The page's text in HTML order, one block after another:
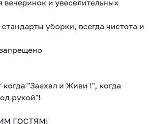
вечеринок и увеселительных
уборки, всегда чистота и
!", когда
рукой"!
ГОСТЯМ!